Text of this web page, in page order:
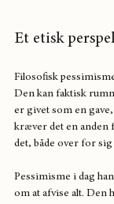
Et etisk
Filosofisk
Den kan faktisk
er givet som en
kræver det en anden
det, både over for sig
Pessimisme i dag
om at afvise alt. Den